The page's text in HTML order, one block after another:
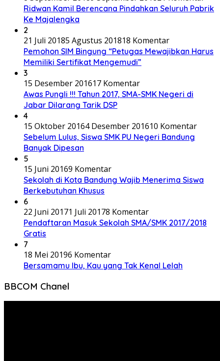
Ridwan Kamil Berencana Pindahkan Seluruh Pabrik
Ke Majalengka
2
21 Juli 20185 Agustus 201818 Komentar
Pemohon SIM Bingung “Petugas Mewajibkan Harus
Memiliki Sertifikat Mengemudi”
3
15 Desember 201617 Komentar
Awas Pungli !!! Tahun 2017, SMA-SMK Negeri di
Jabar Dilarang Tarik DSP
4
15 Oktober 20164 Desember 201610 Komentar
Sebelum Lulus, Siswa SMK PU Negeri Bandung
Banyak Dipesan
5
15 Juni 20169 Komentar
Sekolah di Kota Bandung Wajib Menerima Siswa
Berkebutuhan Khusus
6
22 Juni 20171 Juli 20178 Komentar
Pendaftaran Masuk Sekolah SMA/SMK 2017/2018
Gratis
7
18 Mei 20196 Komentar
Bersamamu Ibu, Kau yang Tak Kenal Lelah
BBCOM Chanel